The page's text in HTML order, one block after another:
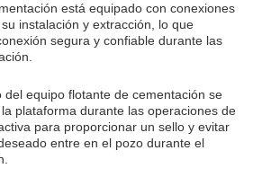
está equipado con conexiones
instalación y extracción, lo que
segura y confiable durante las
del equipo flotante de cementación se
plataforma durante las operaciones de
para proporcionar un sello y evitar
entre en el pozo durante el